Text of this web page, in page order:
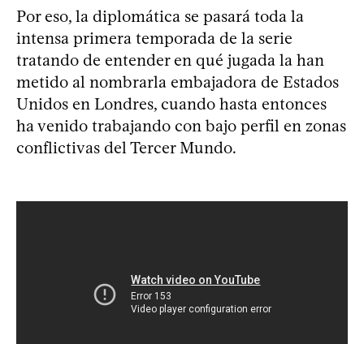
Por eso, la diplomática se pasará toda la
intensa primera temporada de la serie
tratando de entender en qué jugada la han
metido al nombrarla embajadora de Estados
Unidos en Londres, cuando hasta entonces
ha venido trabajando con bajo perfil en zonas
conflictivas del Tercer Mundo.